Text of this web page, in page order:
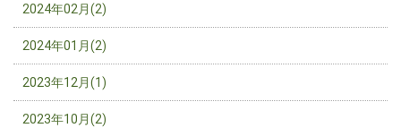
2024年02月(2)
2024年01月(2)
2023年12月(1)
2023年10月(2)